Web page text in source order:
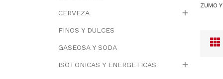
CERVEZA 
FINOS Y DULCES
GASEOSA Y SODA
ISOTONICAS Y ENERGETICAS 
ZUMO